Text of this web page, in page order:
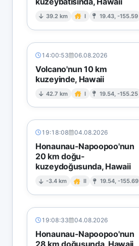
39.2 km I 19.43, -155.59
14:00:53 06.08.2026
Volcano'nun 10 km
kuzeyinde, Hawaii
42.7 km I 19.54, -155.25
19:18:08 04.08.2026
Honaunau-Napoopoo'nun
20 km doğu-
kuzeydoğusunda, Hawaii
-3.4 km II 19.54, -155.69
19:08:33 04.08.2026
Honaunau-Napoopoo'nun
28 km doğusunda, Hawaii